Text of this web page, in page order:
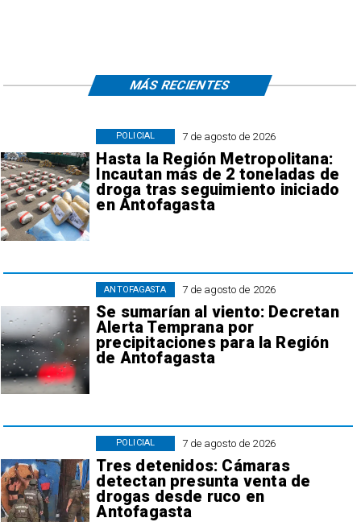
7 de agosto de 2026
Hasta la Región Metropolitana:
Incautan más de 2 toneladas de
droga tras seguimiento iniciado
en Antofagasta
POLICIAL
7 de agosto de 2026
Se sumarían al viento: Decretan
Alerta Temprana por
precipitaciones para la Región
de Antofagasta
ANTOFAGASTA
7 de agosto de 2026
Tres detenidos: Cámaras
detectan presunta venta de
drogas desde ruco en
Antofagasta
POLICIAL
MÁS RECIENTES